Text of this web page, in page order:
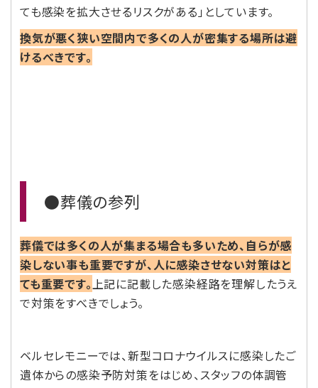
ても感染を拡大させるリスクがある」としています。
換気が悪く狭い空間内で多くの人が密集する場所は避
けるべきです。
●葬儀の参列
葬儀では多くの人が集まる場合も多いため、自らが感
染しない事も重要ですが、人に感染させない対策はと
ても重要です。上記に記載した感染経路を理解したうえ
で対策をすべきでしょう。
ベルセレモニーでは、新型コロナウイルスに感染したご
遺体からの感染予防対策をはじめ、スタッフの体調管